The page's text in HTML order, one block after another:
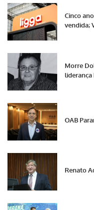
Cinco
vendida;
Morre
OAB
Renato